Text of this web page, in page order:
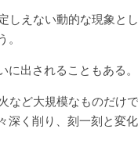
しえない動的な現象と
。
出されることもある
など大規模なものだけ
く削り、刻一刻と変